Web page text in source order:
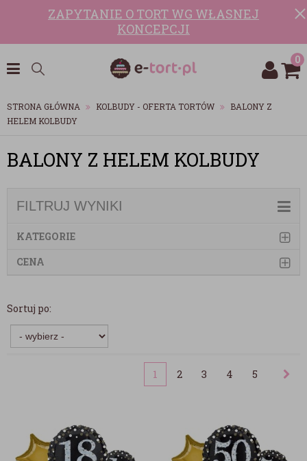
ZAPYTANIE O TORT WG WŁASNEJ
KONCEPCJI
0
STRONA GŁÓWNA KOLBUDY - OFERTA TORTÓW
BALONY Z
HELEM KOLBUDY
BALONY Z HELEM KOLBUDY
FILTRUJ WYNIKI
KATEGORIE
CENA
Sortuj po:
1 2 3 4 5